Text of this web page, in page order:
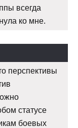
всегда
ко мне.
перспективы
статусе
боевых